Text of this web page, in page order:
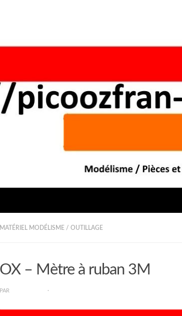
MATÉRIEL MODÉLISME / OUTILLAGE
OX – Mètre à ruban 3M
PAR ·